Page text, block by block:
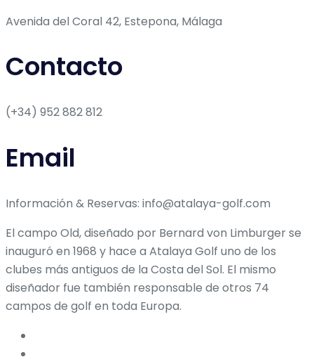
Avenida del Coral 42, Estepona, Málaga
Contacto
(+34) 952 882 812
Email
Información & Reservas: info@atalaya-golf.com
El campo Old, diseñado por Bernard von Limburger se
inauguró en 1968 y hace a Atalaya Golf uno de los
clubes más antiguos de la Costa del Sol. El mismo
diseñador fue también responsable de otros 74
campos de golf en toda Europa.